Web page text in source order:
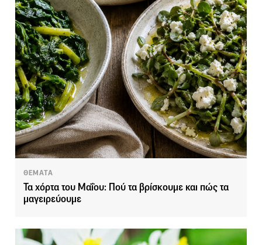
ΘΕΜΑΤΑ
Τα χόρτα του Μαΐου: Πού τα βρίσκουμε και πώς τα
μαγειρεύουμε